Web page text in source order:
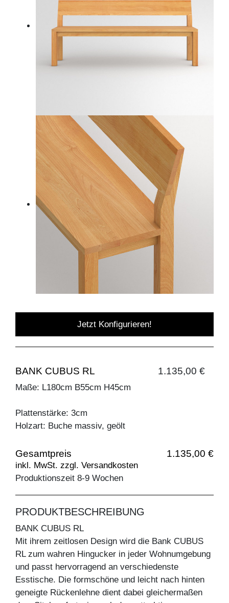
Jetzt Konfigurieren!
BANK CUBUS RL 1.135,00 €
Maße: L180cm B55cm H45cm
Plattenstärke: 3cm
Holzart: Buche massiv, geölt
Gesamtpreis 1.135,00 €
inkl. MwSt. zzgl. Versandkosten
Produktionszeit 8-9 Wochen
PRODUKTBESCHREIBUNG
BANK CUBUS RL
Mit ihrem zeitlosen Design wird die Bank CUBUS
RL zum wahren Hingucker in jeder Wohnumgebung
und passt hervorragend an verschiedenste
Esstische. Die formschöne und leicht nach hinten
geneigte Rückenlehne dient dabei gleichermaßen